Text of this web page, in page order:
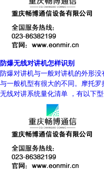
防爆无线对讲机怎样识别
防爆对讲机与一般对讲机的外形
与一般机型有很大的不同。摩托
无线对讲系统量化清单 ，有以下